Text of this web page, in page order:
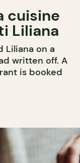
cuisine
Liliana
Liliana on a
written off. A
is booked